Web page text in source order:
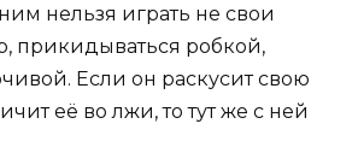
нельзя играть не свои
прикидываться робкой,
Если он раскусит свою
её во лжи, то тут же с ней